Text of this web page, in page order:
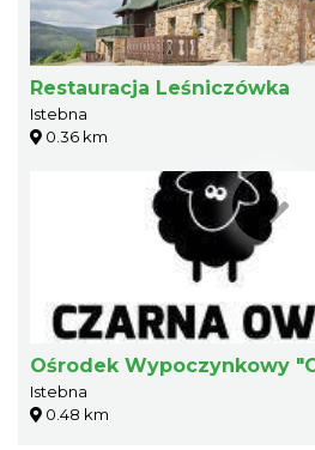
Restauracja Leśniczówka
Istebna
0.36 km
Ośrodek Wypoczynkowy
Istebna
0.48 km